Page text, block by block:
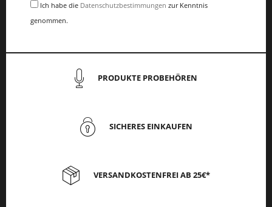
Ich habe die Datenschutzbestimmungen zur Kenntnis
genommen.
PRODUKTE PROBEHÖREN
SICHERES EINKAUFEN
VERSANDKOSTENFREI AB 25€*